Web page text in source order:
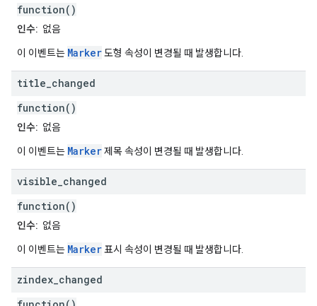
function()
인수: 없음
이 이벤트는 Marker도형 속성이 변경될 때 발생합니다.
title changed
function()
인수: 없음
이 이벤트는 Marker제목 속성이 변경될 때 발생합니다.
visible changed
function()
인수: 없음
이 이벤트는 Marker표시 속성이 변경될 때 발생합니다.
zindex changed